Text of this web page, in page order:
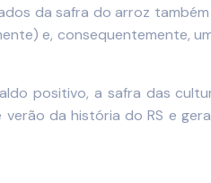
da safra do arroz
e, consequentemente,
positivo, a safra das
da história do RS e